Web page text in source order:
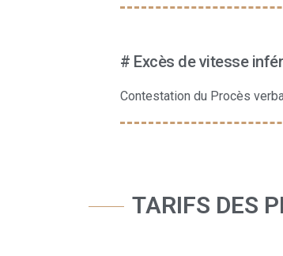
# Excès de vitesse
Contestation du Procès
TARIFS DES